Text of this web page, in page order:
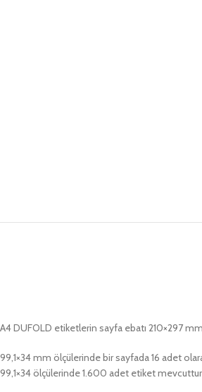
A4 DUFOLD etiketlerin sayfa ebatı 210×297
99,1×34 mm ölçülerinde bir sayfada 16 adet
99,1×34 ölçülerinde 1.600 adet etiket